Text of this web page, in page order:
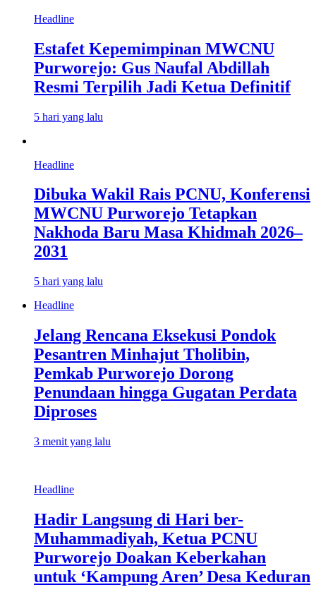
Headline
Estafet Kepemimpinan MWCNU
Purworejo: Gus Naufal Abdillah
Resmi Terpilih Jadi Ketua Definitif
5 hari yang lalu
Headline
Dibuka Wakil Rais PCNU, Konferensi
MWCNU Purworejo Tetapkan
Nakhoda Baru Masa Khidmah 2026–
2031
5 hari yang lalu
Headline
Jelang Rencana Eksekusi Pondok
Pesantren Minhajut Tholibin,
Pemkab Purworejo Dorong
Penundaan hingga Gugatan Perdata
Diproses
3 menit yang lalu
Headline
Hadir Langsung di Hari ber-
Muhammadiyah, Ketua PCNU
Purworejo Doakan Keberkahan
untuk ‘Kampung Aren’ Desa Keduran